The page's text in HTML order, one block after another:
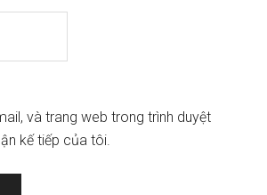
và trang web trong trình duyệt
kế tiếp của tôi.